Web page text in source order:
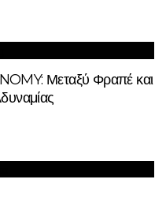
Μεταξύ Φραπέ και